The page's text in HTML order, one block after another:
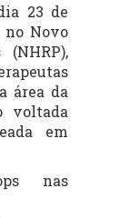
23 de
no Novo
área da
voltada
em
nas